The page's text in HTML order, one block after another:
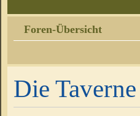
Foren-Übersicht
Die